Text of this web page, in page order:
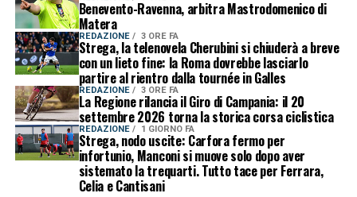
Benevento-Ravenna, arbitra Mastrodomenico di
Matera
REDAZIONE 3 ORE FA
Strega, la telenovela Cherubini si chiuderà a breve
con un lieto fine: la Roma dovrebbe lasciarlo
partire al rientro dalla tournée in Galles
REDAZIONE 3 ORE FA
La Regione rilancia il Giro di Campania: il 20
settembre 2026 torna la storica corsa ciclistica
REDAZIONE 1 GIORNO FA
Strega, nodo uscite: Carfora fermo per
infortunio, Manconi si muove solo dopo aver
sistemato la trequarti. Tutto tace per Ferrara,
Celia e Cantisani